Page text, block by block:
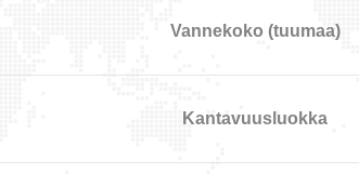
Vannekoko (tuumaa)
Kantavuusluokka